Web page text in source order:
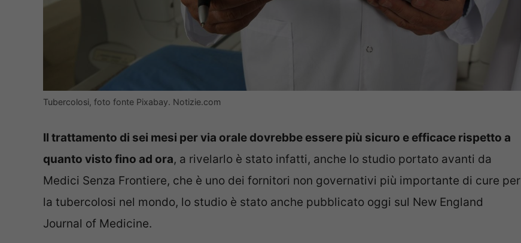
Tubercolosi, foto fonte Pixabay. Notizie.com
Il trattamento di sei mesi per via orale dovrebbe essere più sicuro e efficace rispetto a
quanto visto fino ad ora, a rivelarlo è stato infatti, anche lo studio portato avanti da
Medici Senza Frontiere, che è uno dei fornitori non governativi più importante di cure per
la tubercolosi nel mondo, lo studio è stato anche pubblicato oggi sul New England
Journal of Medicine.